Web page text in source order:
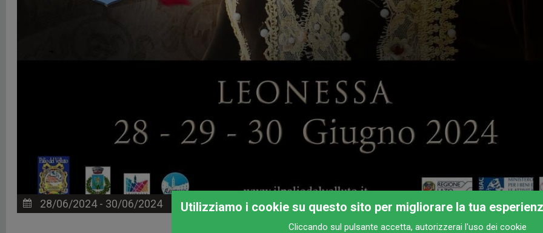
28/06/2024 - 30/06/2024 LAZIO
Utilizziamo i cookie su questo sito per migliorare la tua
Cliccando sul pulsante accetta, autorizzerai l'uso dei cookie